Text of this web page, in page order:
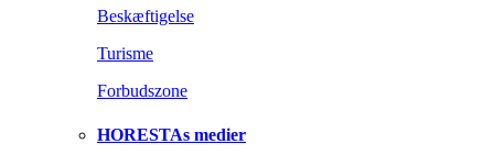
Beskæftigelse
Turisme
Forbudszone
HORESTAs medier